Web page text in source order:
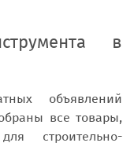
в
объявлений
все товары,
строительно-